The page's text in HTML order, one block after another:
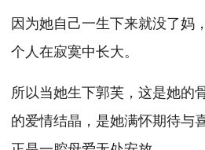
因为她自己一生下来就没了妈
个人在寂寞中长大。
所以当她生下郭芙，这是她的
的爱情结晶，是她满怀期待与